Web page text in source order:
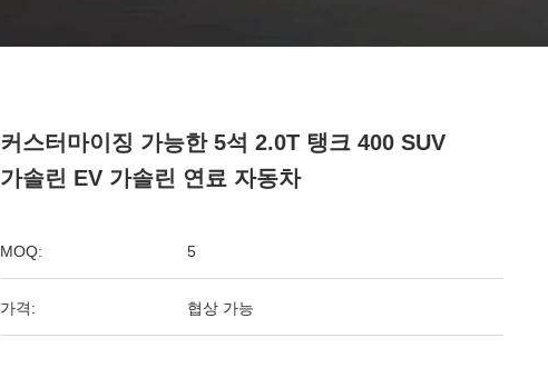
커스터마이징 가능한 5석 2.0T 탱크 400 SUV
가솔린 EV 가솔린 연료 자동차
MOQ: 5
가격: 협상 가능